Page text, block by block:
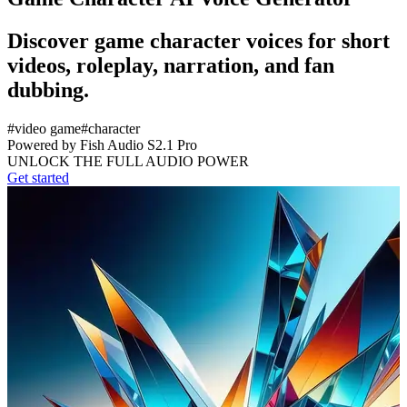
Discover game character voices for short
videos, roleplay, narration, and fan
dubbing.
#video game#character
Powered by Fish Audio S2.1 Pro
UNLOCK THE FULL AUDIO POWER
Get started